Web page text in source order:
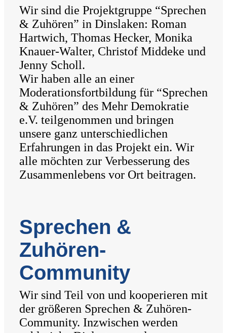
Wir sind die Projektgruppe “Sprechen
& Zuhören” in Dinslaken: Roman
Hartwich, Thomas Hecker, Monika
Knauer-Walter, Christof Middeke und
Jenny Scholl.
Wir haben alle an einer
Moderationsfortbildung für “Sprechen
& Zuhören” des Mehr Demokratie
e.V. teilgenommen und bringen
unsere ganz unterschiedlichen
Erfahrungen in das Projekt ein. Wir
alle möchten zur Verbesserung des
Zusammenlebens vor Ort beitragen.
Sprechen &
Zuhören-
Community
Wir sind Teil von und kooperieren mit
der größeren Sprechen & Zuhören-
Community. Inzwischen werden